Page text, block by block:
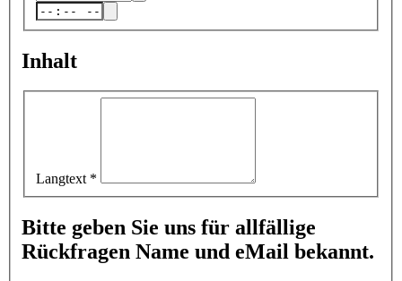
Inhalt
Langtext *
Bitte geben Sie uns für allfällige
Rückfragen Name und eMail bekannt.